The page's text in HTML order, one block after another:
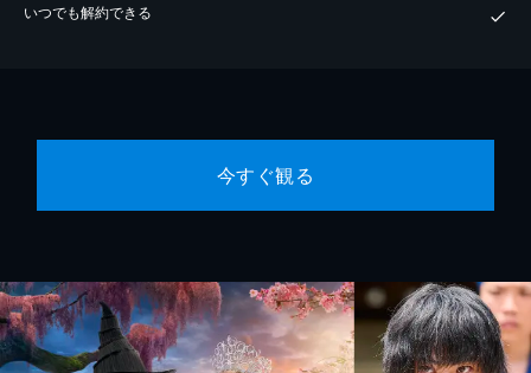
いつでも解約できる
今すぐ観る